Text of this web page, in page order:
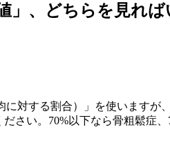
」、どちらを見れば
対する割合）」を使います
さい。70%以下なら骨粗鬆症